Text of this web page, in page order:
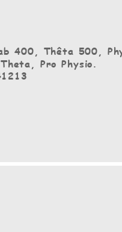
400, Thêta 500,
Pro Physio.